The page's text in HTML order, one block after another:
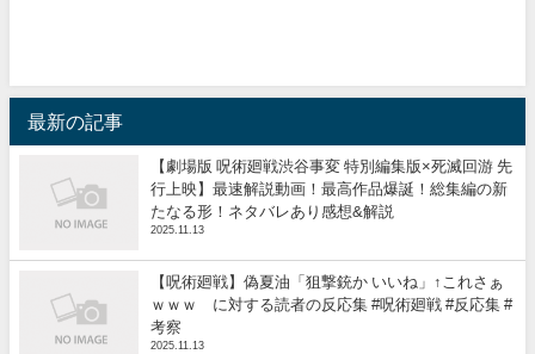
最新の記事
【劇場版 呪術廻戦渋谷事変 特別編集版×死滅回游 先
行上映】最速解説動画！最高作品爆誕！総集編の新
たなる形！ネタバレあり感想&解説
2025.11.13
【呪術廻戦】偽夏油「狙撃銃か いいね」↑これさぁ
ｗｗｗ に対する読者の反応集 #呪術廻戦 #反応集 #
考察
2025.11.13